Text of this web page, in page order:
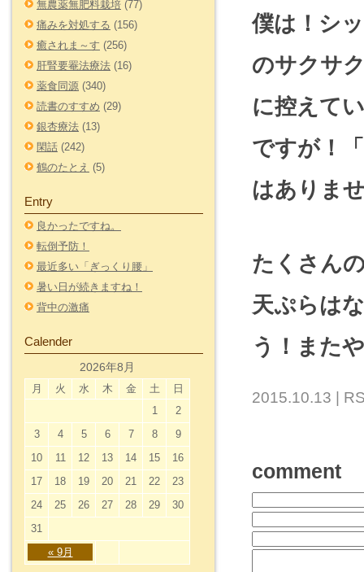
無農薬無肥料栽培 (77)
痛みを対処する (156)
癒されま～す (256)
肝腎要罨法療法 (16)
薬食同源 (340)
読書のすすめ (29)
銀杏療法 (13)
閑話 (242)
鶴のたとえ (5)
Entry
良かったですね。
転倒予防！
最近多い「ぎっくり腰」
暑い日が続きますね！
背中の激痛
Calender
2026年8月
月 火 水 木 金 土 日
« 9月
1
2
3
4 5 6 7 8
9
10
11 12 13 14 15
16
17
18 19 20 21 22
23
24
25 26 27 28 29
30
31
僕は！シ
のサクサ
に控えて
ですが！
はありま
たくさん
天ぷらは
う！また
2015.10.13 |
comment